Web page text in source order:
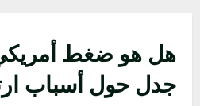
هل هو ضغط
جدل حول أسباب